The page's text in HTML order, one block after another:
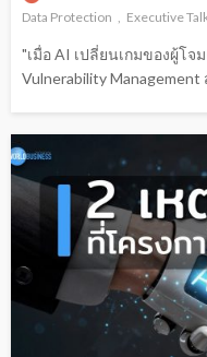
Data Protection
Executive
"เมื่อ AI เปลี่ยนเกมของผู้โจ
Vulnerability Management